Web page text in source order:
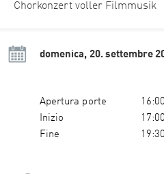
Chorkonzert voller Filmmusik
domenica, 20. settembre
Apertura porte
16:00
Inizio
17:00
Fine
19:30